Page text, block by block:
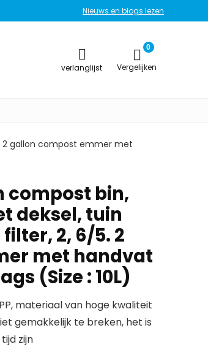
Nieuws en blogs lezen
verlanglijst
0
Vergelijken
2 gallon compost emmer met
compost bin,
deksel, tuin
2, 6/5. 2
met handvat
(Size : 10L)
materiaal van hoge kwaliteit
gemakkelijk te breken, het is
zijn